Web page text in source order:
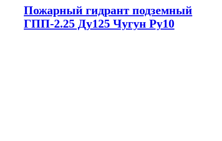
Пожарный гидрант подземный
ГПП-2.25 Ду125 Чугун Ру10